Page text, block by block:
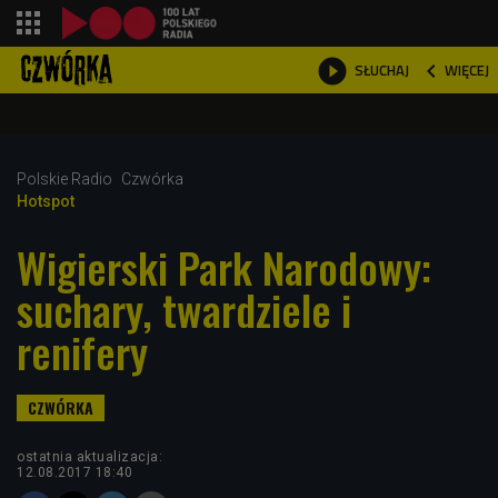
 SŁUCHAJ  WIĘCEJ

Polskie Radio
Czwórka
Hotspot
Wigierski Park Narodowy:
suchary, twardziele i
renifery
ostatnia aktualizacja:
12.08.2017 18:40